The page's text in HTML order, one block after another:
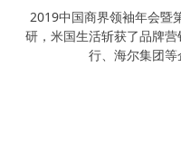
2019中国商界领袖年会暨
研，米国生活斩获了品牌
行、海尔集团等